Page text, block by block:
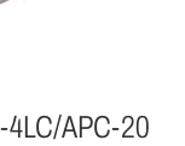
4LC/APC-20